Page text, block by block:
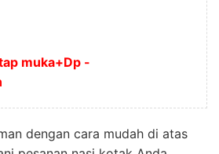
muka+Dp -
dengan cara mudah di atas